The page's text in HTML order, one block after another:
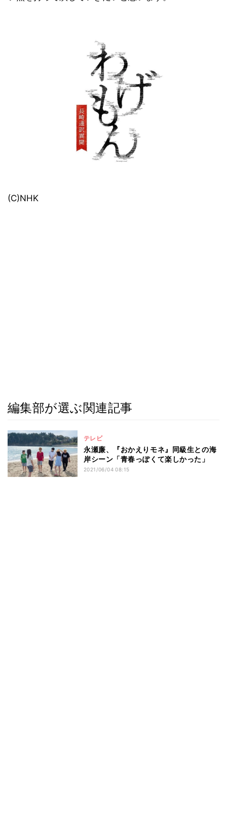
(C)NHK
編集部が選ぶ関連記事
テレビ
永瀬廉、『おかえりモネ』同級生との海
岸シーン「青春っぽくて楽しかった」
2021/06/04 08:15